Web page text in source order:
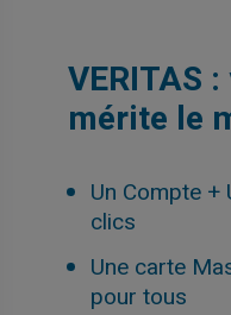
VERITAS
mérite le
Un Compte +
clics
Une carte
pour tous